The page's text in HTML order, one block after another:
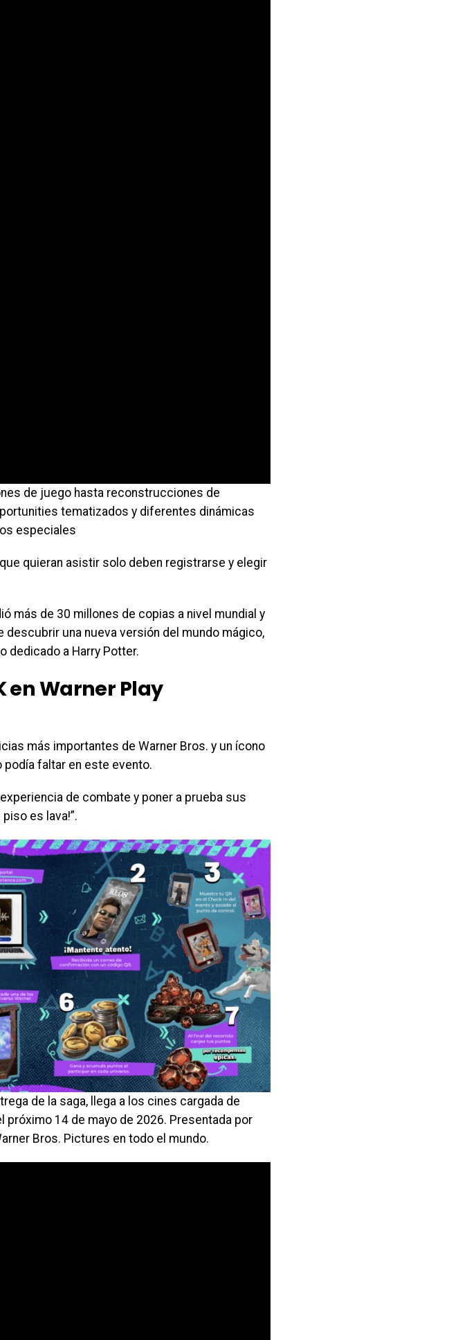
de juego hasta reconstrucciones de
tematizados y diferentes dinámicas
especiales
quieran asistir solo deben registrarse y elegir
más de 30 millones de copias a nivel mundial y
descubrir una nueva versión del mundo mágico,
dedicado a Harry Potter.
en Warner Play
más importantes de Warner Bros. y un ícono
podía faltar en este evento.
de combate y poner a prueba sus
piso es lava!”.
de la saga, llega a los cines cargada de
próximo 14 de mayo de 2026. Presentada por
Bros. Pictures en todo el mundo.